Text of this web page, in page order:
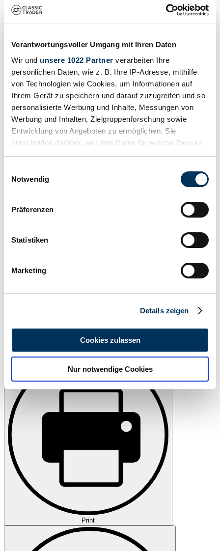
Verantwortungsvoller Umgang mit Ihren Daten
Wir und unsere 1022 Partner verarbeiten Ihre
persönlichen Daten, wie z. B. Ihre IP-Adresse, mithilfe
von Technologien wie Cookies, um Informationen auf
Ihrem Gerät zu speichern und darauf zuzugreifen und so
personalisierte Werbung und Inhalte, Messungen von
Werbung und Inhalten, Zielgruppenforschung sowie
Entwicklung von Angeboten zu ermöglichen. Sie
entscheiden darüber, wer Ihre Daten für welche Zwecke
nutzt. Sie können Ihre Einwilligung jederzeit über die
Trigger Symbol ändern oder widerrufen
Informationen über Ihre geografische Lage
können
bestimmten Merkmalen (Fingerprinting) identifizieren
Erfahren Sie mehr darüber, wie Ihre persönlichen Daten
analysieren. Außerdem geben wir Informationen zu Ihrer
Verwendung unserer Website an unsere Partner für
soziale Medien, Werbung und Analysen weiter. Unsere
Partner führen diese Informationen möglicherweise mit
weiteren Daten zusammen, die Sie ihnen bereitgestellt
haben oder die sie im Rahmen Ihrer Nutzung der Dienste
gesammelt haben.
Datenschutzerklärung
Notwendig
Präferenzen
Statistiken
Marketing
Details zeigen
Cookies zulassen
Nur notwendige Cookies
Share
Message
Call
Print